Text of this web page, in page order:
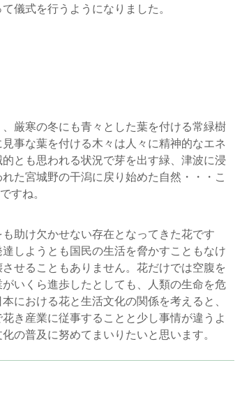
儀式を行うようになりました。
厳寒の冬にも青々とした葉を付ける常緑樹
事な葉を付ける木々は人々に精神的なエネ
とも思われる状況で芽を出す緑、津波に浸
た宮城野の干潟に戻り始めた自然・・・こ
すね。
助け欠かせない存在となってきた花です
しようとも国民の生活を脅かすこともなけ
せることもありません。花だけでは空腹を
いくら進歩したとしても、人類の生命を危
における花と生活文化の関係を考えると、
き産業に従事することと少し事情が違うよ
の普及に努めてまいりたいと思います。